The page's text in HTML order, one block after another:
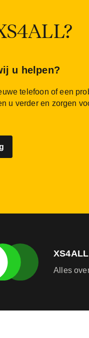
u helpen?
telefoon of een
u verder en zorgen
Alles